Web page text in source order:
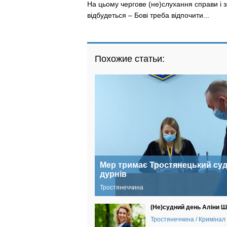
На цьому чергове (не)слухання справи і
відбудеться – Бові треба відпочити...
Похожие статьи:
Мер тримає Тростянецький
дурнів
Тростянеччина
(Не)судний день Аліни
Тростянеччина / Кримінал